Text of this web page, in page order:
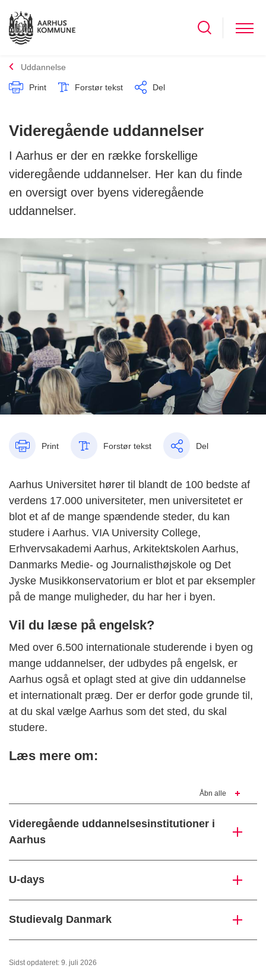
Uddannelse
Print Forstør tekst Del
Videregående uddannelser
I Aarhus er der en række forskellige
videregående uddannelser. Her kan du finde
en oversigt over byens videregående
uddannelser.
Print Forstør tekst Del
Aarhus Universitet hører til blandt de 100 bedste af
verdens 17.000 universiteter, men universitetet er
blot et af de mange spændende steder, du kan
studere i Aarhus. VIA University College,
Erhvervsakademi Aarhus, Arkitektskolen Aarhus,
Danmarks Medie- og Journalisthøjskole og Det
Jyske Musikkonservatorium er blot et par eksempler
på de mange muligheder, du har her i byen.
Vil du læse på engelsk?
Med over 6.500 internationale studerende i byen og
mange uddannelser, der udbydes på engelsk, er
Aarhus også et oplagt sted at give din uddannelse
et internationalt præg. Der er derfor gode grunde til,
at du skal vælge Aarhus som det sted, du skal
studere.
Læs mere om:
Åbn alle
Videregående uddannelsesinstitutioner i
Aarhus
U-days
Studievalg Danmark
Sidst opdateret: 9. juli 2026